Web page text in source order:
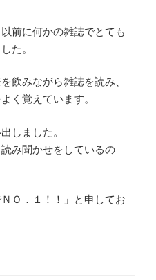
前に何かの雑誌でとても
た。
飲みながら雑誌を読み、
く覚えています。
しました。
み聞かせをしているの
Ｏ．１！！」と申してお